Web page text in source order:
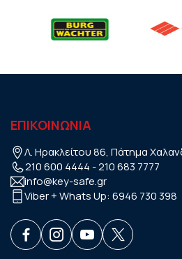
ΕΠΙΚΟΙΝΩΝΙΑ
Λ. Ηρακλείτου 86, Πάτημα
210 600 4444 -210 683 7777
info@key-safe.gr
Viber + Whats Up: 6946 730 398